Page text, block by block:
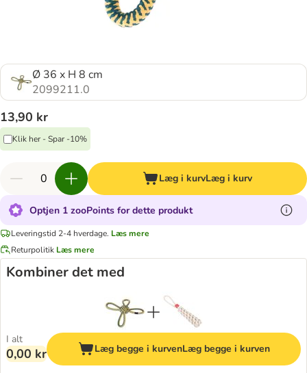
Ø 36 x H 8 cm
2099211.0
13,90 kr
Klik her - Spar -10%
Læg i kurvLæg i kurv
Optjen 1 zooPoints for dette produkt
Leveringstid 2-4 hverdage. Læs mere
Returpolitik Læs mere
Kombiner det med
I alt
0,00 kr Læg begge i kurvenLæg begge i kurven